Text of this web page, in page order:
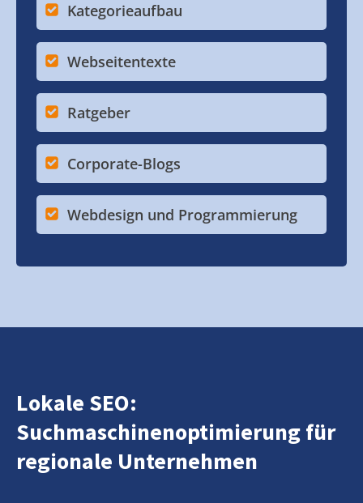
Kategorieaufbau
Webseitentexte
Ratgeber
Corporate-Blogs
Webdesign und Programmierung
Lokale SEO:
Suchmaschinenoptimierung für
regionale Unternehmen